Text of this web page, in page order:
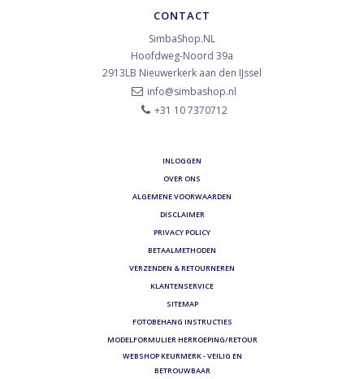
CONTACT
SimbaShop.NL
Hoofdweg-Noord 39a
2913LB Nieuwerkerk aan den IJssel
info@simbashop.nl
+31 10 7370712
INLOGGEN
OVER ONS
ALGEMENE VOORWAARDEN
DISCLAIMER
PRIVACY POLICY
BETAALMETHODEN
VERZENDEN & RETOURNEREN
KLANTENSERVICE
SITEMAP
FOTOBEHANG INSTRUCTIES
MODELFORMULIER HERROEPING/RETOUR
WEBSHOP KEURMERK - VEILIG EN
BETROUWBAAR